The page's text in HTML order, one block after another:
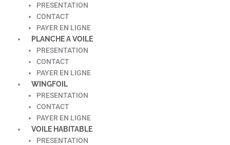
PRESENTATION
CONTACT
PAYER EN LIGNE
PLANCHE A VOILE
PRESENTATION
CONTACT
PAYER EN LIGNE
WINGFOIL
PRESENTATION
CONTACT
PAYER EN LIGNE
VOILE HABITABLE
PRESENTATION